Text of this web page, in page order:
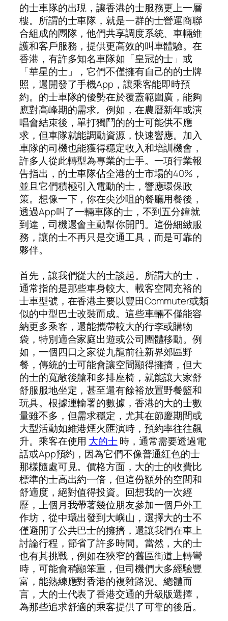
的士車隊的出現，讓香港的士服務更上一層
樓。所謂的士車隊，就是一群的士營運商聯
合組成的團隊，他們共享調度系統、車輛維
護和客戶服務，提供更高效的叫車體驗。在
香港，有許多知名車隊如「皇冠的士」或
「華星的士」，它們不僅擁有自己的的士牌
照，還開發了手機App，讓乘客能即時預
約。的士車隊的優勢在於覆蓋範圍廣，能夠
應對高峰期的需求。例如，在農曆新年或演
唱會結束後，單打獨鬥的的士可能供不應
求，但車隊就能調動資源，快速響應。加入
車隊的司機也能獲得穩定收入和培訓機會，
許多人從此轉型為專業的士手。一項行業報
告指出，的士車隊佔全港的士市場的40%，
並且它們積極引入電動的士，響應環保政
策。想像一下，你在尖沙咀的餐廳用餐後，
透過App叫了一輛車隊的士，不到五分鐘就
到達，司機還會主動幫你開門。這份細緻服
務，讓的士不再只是交通工具，而是可靠的
夥伴。
首先，讓我們從大的士談起。所謂大的士，
通常指的是那些車身較大、載客空間充裕的
士車型號，在香港主要以豐田Commuter或類
似的中型巴士改裝而成。這些車輛不僅能容
納更多乘客，還能攜帶較大的行李或購物
袋，特別適合家庭出遊或公司團體移動。例
如，一個四口之家從九龍前往新界郊區野
餐，傳統的士可能會讓空間顯得擁擠，但大
的士的寬敞後艙和多排座椅，就能讓大家舒
舒服服地坐定，甚至還有餘裕放置野餐籃和
玩具。根據運輸署的數據，香港的大的士數
量雖不多，但需求穩定，尤其在節慶期間或
大型活動如維港煙火匯演時，預約率往往飆
升。乘客在使用 大的士時，通常需要透過電
話或App預約，因為它們不像普通紅色的士
那樣隨處可見。價格方面，大的士的收費比
標準的士高出約一倍，但這份額外的空間和
舒適度，絕對值得投資。回想我的一次經
歷，上個月我帶著幾位朋友參加一個戶外工
作坊，從中環出發到大嶼山，選擇大的士不
僅避開了公共巴士的擁擠，還讓我們在車上
討論行程，節省了許多時間。當然，大的士
也有其挑戰，例如在狹窄的舊區街道上轉彎
時，可能會稍顯笨重，但司機們大多經驗豐
富，能熟練應對香港的複雜路況。總體而
言，大的士代表了香港交通的升級版選擇，
為那些追求舒適的乘客提供了可靠的後盾。